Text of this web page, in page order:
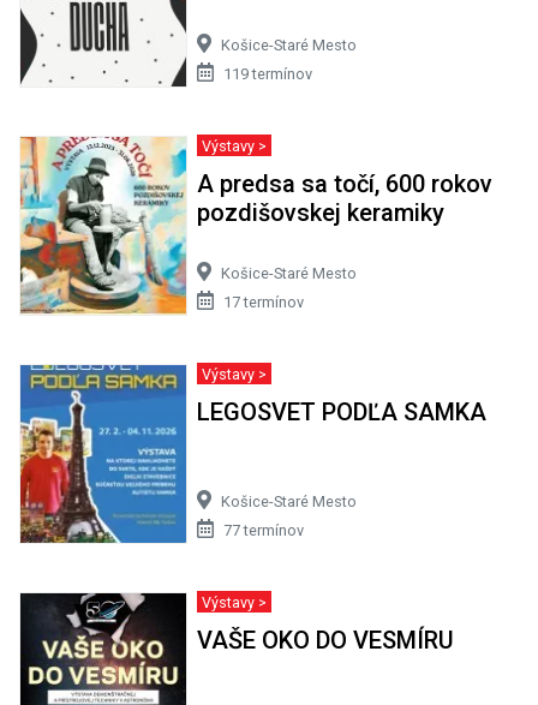
Košice-Staré Mesto
119 termínov
Výstavy >
A predsa sa točí, 600 rokov
pozdišovskej keramiky
Košice-Staré Mesto
17 termínov
Výstavy >
LEGOSVET PODĽA SAMKA
Košice-Staré Mesto
77 termínov
Výstavy >
VAŠE OKO DO VESMÍRU